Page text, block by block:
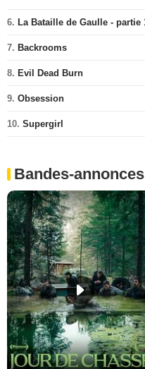
6. La Bataille de Gaulle - partie
7. Backrooms
8. Evil Dead Burn
9. Obsession
10. Supergirl
Bandes-